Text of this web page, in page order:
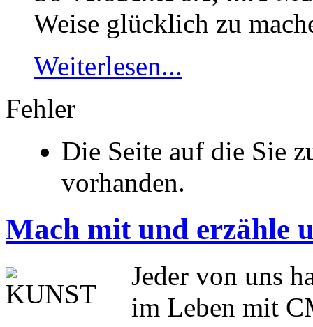
Weise glücklich zu
Weiterlesen...
Fehler
Die Seite auf die Sie
vorhanden.
Mach mit und erzähle
Jeder von uns
im Leben mit